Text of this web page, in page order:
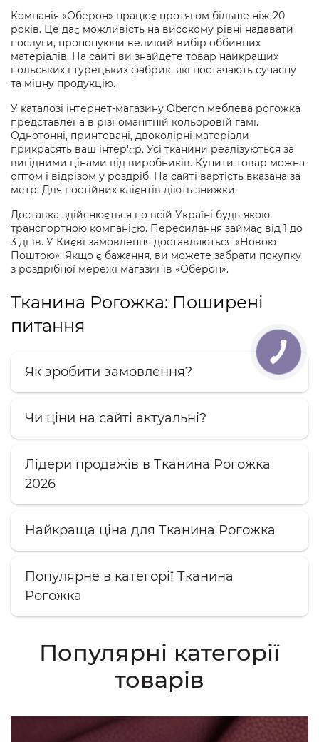
Компанія «Оберон» працює протягом більше ніж 20
років. Це дає можливість на високому рівні надавати
послуги, пропонуючи великий вибір оббивних
матеріалів. На сайті ви знайдете товар найкращих
польських і турецьких фабрик, які постачають сучасну
та міцну продукцію.
У каталозі інтернет-магазину Oberon меблева рогожка
представлена ​​в різноманітній кольоровій гамі.
Однотонні, принтовані, двоколірні матеріали
прикрасять ваш інтер'єр. Усі тканини реалізуються за
вигідними цінами від виробників. Купити товар можна
оптом і відрізом у роздріб. На сайті вартість вказана за
метр. Для постійних клієнтів діють знижки.
Доставка здійснюється по всій Україні будь-якою
транспортною компанією. Пересилання займає від 1 до
3 днів. У Києві замовлення доставляються «Новою
Поштою». Якщо є бажання, ви можете забрати покупку
з роздрібної мережі магазинів «Оберон».
Тканина Рогожка: Поширені
питання
Як зробити замовлення?
Чи ціни на сайті актуальні?
Лідери продажів в Тканина Рогожка
2026
Найкраща ціна для Тканина Рогожка
Популярне в категорії Тканина
Рогожка
Популярні категорії
товарів